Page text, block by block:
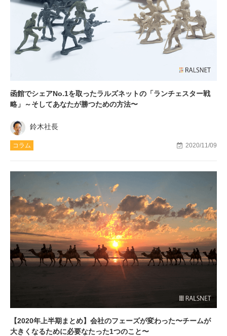
函館でシェアNo.1を取ったラルズネットの「ランチェスター戦
略」～そしてあなたが勝つための方法〜
鈴木社長
コラム 2020/11/09
【2020年上半期まとめ】会社のフェーズが変わった〜チームが
大きくなるために必要なたった1つのこと〜